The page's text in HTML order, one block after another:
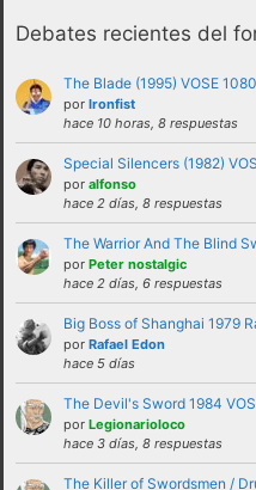
No trasladar a
personal con
solucionadas en
partícipes al
No revelar ni
identidad o
participante sin
ejemplo
etc
No enviar a los
En el Lenguaje
mayusculas
intención
Cualquier
funcionamiento
Debates recientes del
The Blade (1995) VOSE
por Ironfist
hace 10 horas, 8 respuestas
Special Silencers (1982)
por alfonso
hace 2 días, 8 respuestas
The Warrior And The Blind
por Peter nostalgic
hace 2 días, 6 respuestas
Big Boss of Shanghai 1979
por Rafael Edon
hace 5 días
The Devil's Sword 1984
por Legionarioloco
hace 3 días, 8 respuestas
The Killer of Swordsmen /